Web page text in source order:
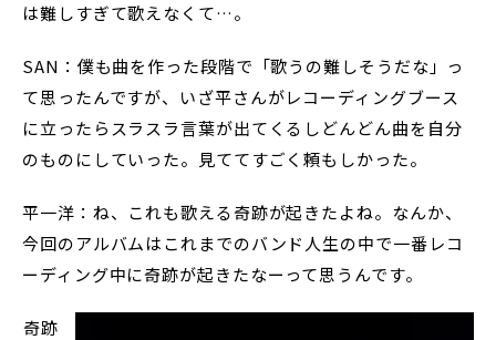
は難しすぎて歌えなくて…。
SAN：僕も曲を作った段階で「歌うの難しそうだな」っ
て思ったんですが、いざ平さんがレコーディングブース
に立ったらスラスラ言葉が出てくるしどんどん曲を自分
のものにしていった。見ててすごく頼もしかった。
平一洋：ね、これも歌える奇跡が起きたよね。なんか、
今回のアルバムはこれまでのバンド人生の中で一番レコ
ーディング中に奇跡が起きたなーって思うんです。
――奇跡